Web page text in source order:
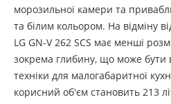
морозильної камери та
та білим кольором. На відміну
LG GN-V 262 SCS має менші
зокрема глибину, що може бути
техніки для малогабаритної
корисний об'єм становить 213